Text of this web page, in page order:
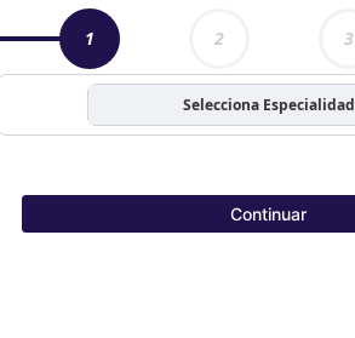
1 2 3
Selecciona Especialidad
Continuar